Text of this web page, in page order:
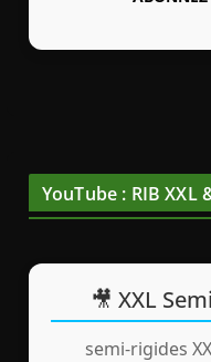
YouTube : RIB XXL
🎥 XXL
semi-rigides